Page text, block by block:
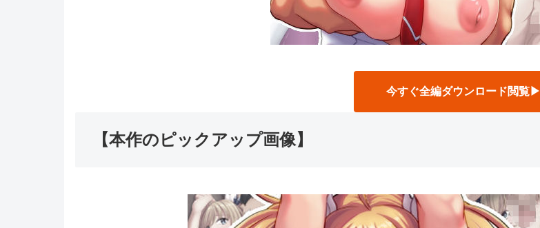
今すぐ全編ダウンロード閲覧▶
【本作のピックアップ画像】